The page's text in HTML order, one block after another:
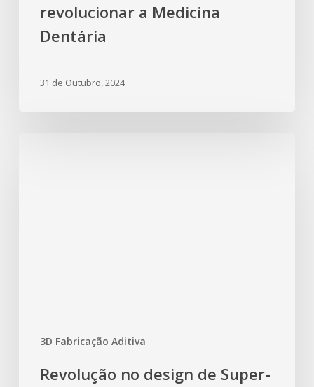
revolucionar a Medicina
Dentária
31 de Outubro, 2024
3D Fabricação Aditiva
Revolução no design de Super-